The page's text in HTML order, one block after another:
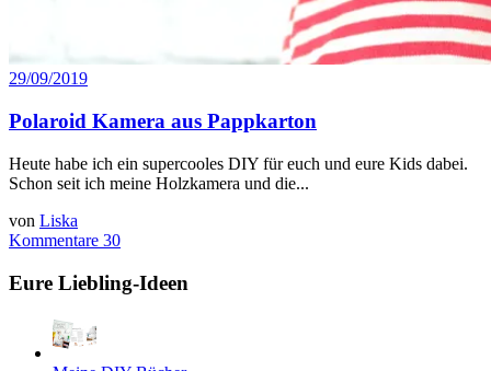
29/09/2019
Polaroid Kamera aus Pappkarton
Heute habe ich ein supercooles DIY für euch und eure Kids dabei.
Schon seit ich meine Holzkamera und die...
von Liska
Kommentare 30
Eure Liebling-Ideen